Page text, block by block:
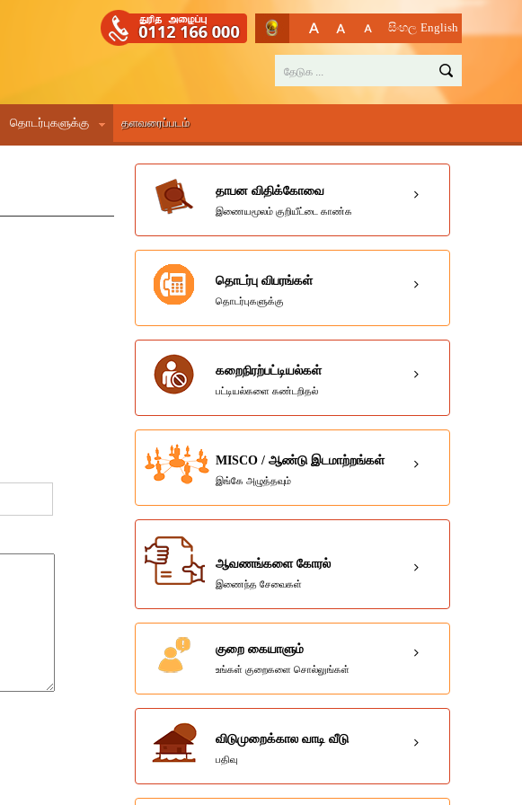
සිංහල English
தொடர்புகளுக்கு தளவரைப்படம்
தாபன விதிக்கோவை
இணையமூலம் குறியீட்டை காண்க
தொடர்பு விபரங்கள்
தொடர்புகளுக்கு
கறைநிரற்பட்டியல்கள்
பட்டியல்களை கண்டறிதல்
MISCO / ஆண்டு இடமாற்றங்கள்
இங்கே அழுத்தவும்
ஆவணங்களை கோரல்
இணைந்த சேவைகள்
குறை கையாளும்
உங்கள் குறைகளை சொல்லுங்கள்
விடுமுறைக்கால வாடி வீடு
பதிவு